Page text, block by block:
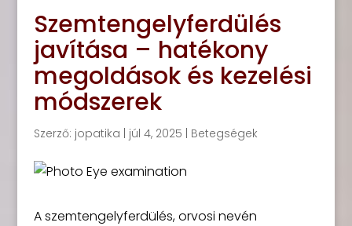
Szemtengelyferdülés
javítása – hatékony
megoldások és kezelési
módszerek
Szerző: jopatika júl 4, 2025 Betegségek
A szemtengelyferdülés, orvosi nevén